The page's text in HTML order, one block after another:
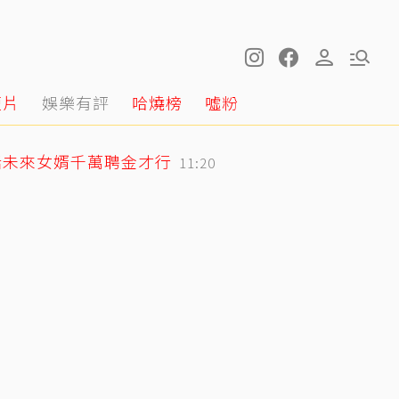
娛樂有評 哈燒榜 噓粉
來女婿千萬聘金才行 11:20